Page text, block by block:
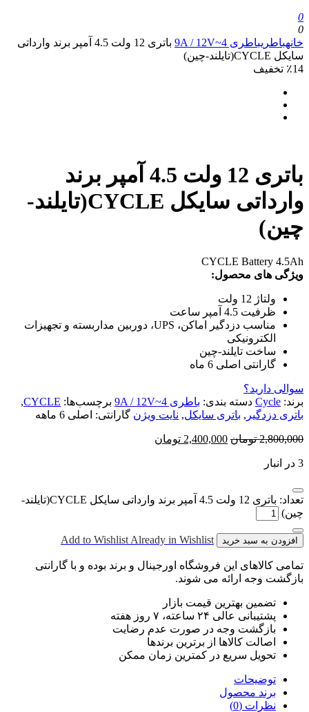
0
0
خانهباطریباطری 4~9A / 12V
باتری 12 ولت 4.5 آمپر برند وارداتی
سایکل CYCLE(تایلند-چین)
٪14 تخفیف
باتری 12 ولت 4.5 آمپر برند
وارداتی سایکل CYCLE(تایلند-
چین)
CYCLE Battery 4.5Ah
ویژگی های محصول:
ولتاژ 12 ولت
ظرفیت 4.5 آمپر ساعت
مناسب دزدگیر اماکن، UPS، دوربین مداربسته و تجهیزات
الکترونیکی
ساخت تایلند-چین
گارانتی اصلی 6 ماه
سوالی دارید؟
برند: Cycle دسته بندی: باطری 4~9A / 12V برچسب‌ها: CYCLE
,
باتری دزدگیر , باتری سایکل, نایت ویژن گارانتی: اصلی 6 ماهه
2,800,000 تومان 2,400,000 تومان
3 در انبار
تعداد: باتری 12 ولت 4.5 آمپر برند وارداتی سایکل CYCLE(تایلند-
چین)
افزودن به سبد خرید Add to Wishlist Already in Wishlist
تمامی کالاهای این فروشگاه اورجینال و برند بوده و با گارانتی
بازگشت وجه ارائه می شوند.
تضمین بهترین قیمت بازار
پشتیبانی عالی ۲۴ ساعته، ۷ روز هفته
بازگشت وجه در صورت عدم رضایت
اصالت کالاها از برترین برندها
تحویل سریع در کمترین زمان ممکن
توضیحات
برند محصول
نظرات (0)